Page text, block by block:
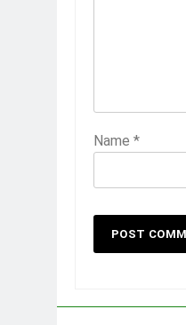
Name *